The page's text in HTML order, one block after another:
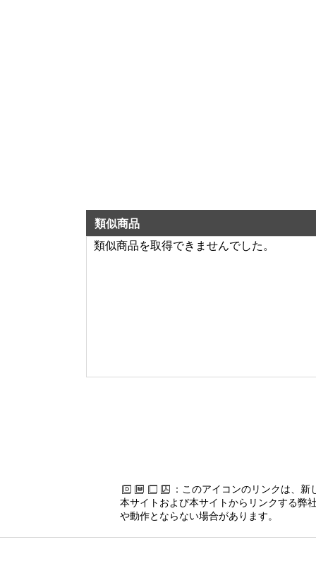
類似商品
類似商品を取得できませんでした。
：このアイコンのリンクは、
本サイトおよび本サイトからリンクする弊
や動作とならない場合があります。